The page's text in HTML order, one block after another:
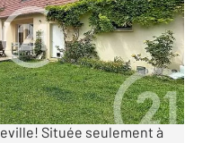
€
Century 21 Bertin
Située seulement à